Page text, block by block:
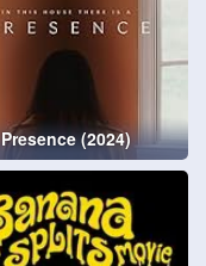
Presence (2024)